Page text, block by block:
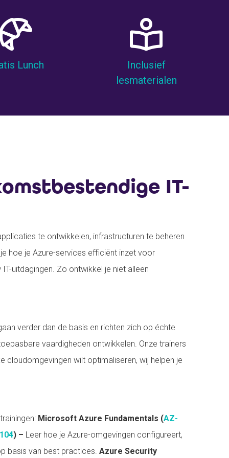
Lunch
Inclusief
lesmaterialen
IT-
te ontwikkelen, infrastructuren te beheren
hoe je Azure-services efficiënt inzet voor
uitdagingen. Zo ontwikkel je niet alleen
verder dan de basis en richten zich op échte
vaardigheden ontwikkelen. Onze trainers
cloudomgevingen wilt optimaliseren, wij helpen je
Microsoft Azure Fundamentals (AZ-
) – Leer hoe je Azure-omgevingen configureert,
basis van best practices.Azure Security